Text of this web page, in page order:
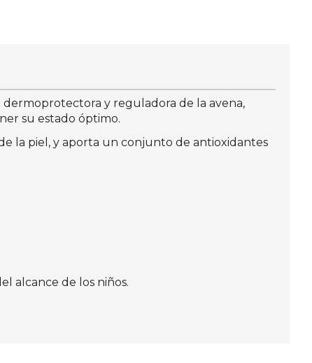
dermoprotectora y reguladora de la avena,
su estado óptimo.
la piel, y aporta un conjunto de antioxidantes
alcance de los niños.